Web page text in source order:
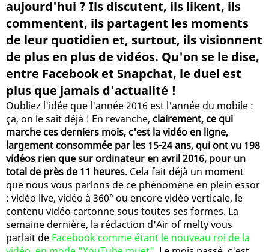
aujourd'hui ? Ils discutent, ils likent, ils
commentent, ils partagent les moments
de leur quotidien et, surtout, ils visionnent
de plus en plus de vidéos. Qu'on se le dise,
entre Facebook et Snapchat, le duel est
plus que jamais d'actualité !
Oubliez l'idée que l'année 2016 est l'année du mobile :
ça, on le sait déjà ! En revanche, clairement, ce qui
marche ces derniers mois, c'est la vidéo en ligne,
largement consommée par les 15-24 ans, qui ont vu 198
vidéos rien que sur ordinateur en avril 2016, pour un
total de près de 11 heures. Cela fait déjà un moment
que nous vous parlons de ce phénomène en plein essor
: vidéo live, vidéo à 360° ou encore vidéo verticale, le
contenu vidéo cartonne sous toutes ses formes. La
semaine dernière, la rédaction d'Air of melty vous
parlait de Facebook comme étant le nouveau roi de la